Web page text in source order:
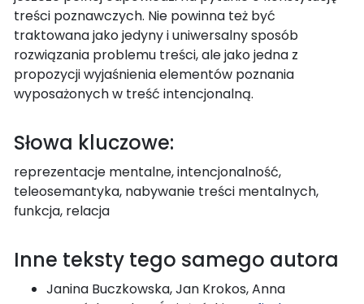
treści poznawczych. Nie powinna też być
traktowana jako jedyny i uniwersalny sposób
rozwiązania problemu treści, ale jako jedna z
propozycji wyjaśnienia elementów poznania
wyposażonych w treść intencjonalną.
Słowa kluczowe:
reprezentacje mentalne, intencjonalność,
teleosemantyka, nabywanie treści mentalnych,
funkcja, relacja
Inne teksty tego samego autora
Janina Buczkowska, Jan Krokos, Anna